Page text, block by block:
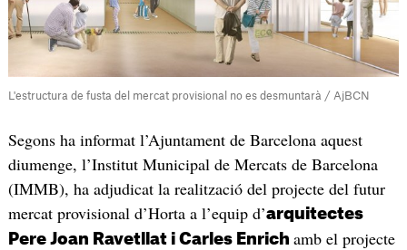
L'estructura de fusta del mercat provisional no es desmuntarà / AjBCN
Segons ha informat l’Ajuntament de Barcelona aquest
diumenge, l’Institut Municipal de Mercats de Barcelona
(IMMB), ha adjudicat la realització del projecte del futur
mercat provisional d’Horta a l’equip d’arquitectes
Pere Joan Ravetllat i Carles Enrich amb el projecte